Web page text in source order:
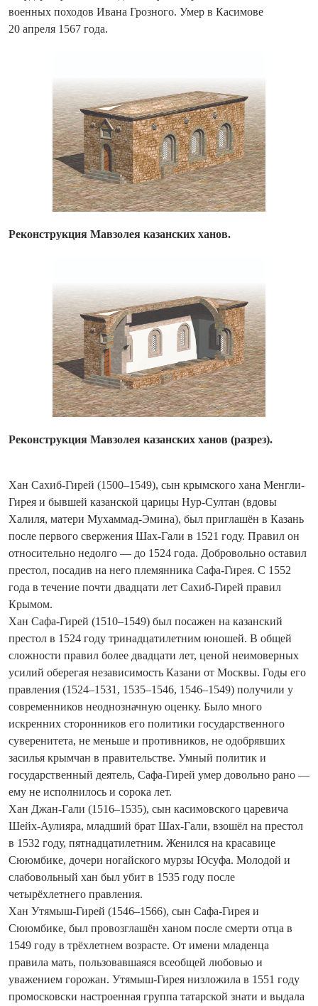
военных походов Ивана Грозного. Умер в Касимове
20 апреля 1567 года.
Реконструкция Мавзолея казанских ханов.
Реконструкция Мавзолея казанских ханов (разрез).
Хан Сахиб-Гирей (1500–1549), сын крымского хана Менгли-
Гирея и бывшей казанской царицы Нур-Султан (вдовы
Халиля, матери Мухаммад-Эмина), был приглашён в Казань
после первого свержения Шах-Гали в 1521 году. Правил он
относительно недолго — до 1524 года. Добровольно оставил
престол, посадив на него племянника Сафа-Гирея. С 1552
года в течение почти двадцати лет Сахиб-Гирей правил
Крымом.
Хан Сафа-Гирей (1510–1549) был посажен на казанский
престол в 1524 году тринадцатилетним юношей. В общей
сложности правил более двадцати лет, ценой неимоверных
усилий оберегая независимость Казани от Москвы. Годы его
правления (1524–1531, 1535–1546, 1546–1549) получили у
современников неоднозначную оценку. Было много
искренних сторонников его политики государственного
суверенитета, не меньше и противников, не одобрявших
засилья крымчан в правительстве. Умный политик и
государственный деятель, Сафа-Гирей умер довольно рано —
ему не исполнилось и сорока лет.
Хан Джан-Гали (1516–1535), сын касимовского царевича
Шейх‑Аулияра, младший брат Шах-Гали, взошёл на престол
в 1532 году, пятнадцатилетним. Женился на красавице
Сююмбике, дочери ногайского мурзы Юсуфа. Молодой и
слабовольный хан был убит в 1535 году после
четырёхлетнего правления.
Хан Утямыш-Гирей (1546–1566), сын Сафа-Гирея и
Сююмбике, был провозглашён ханом после смерти отца в
1549 году в трёхлетнем возрасте. От имени младенца
правила мать, пользовавшаяся всеобщей любовью и
уважением горожан. Утямыш-Гирея низложила в 1551 году
промосковски настроенная группа татарской знати и выдала